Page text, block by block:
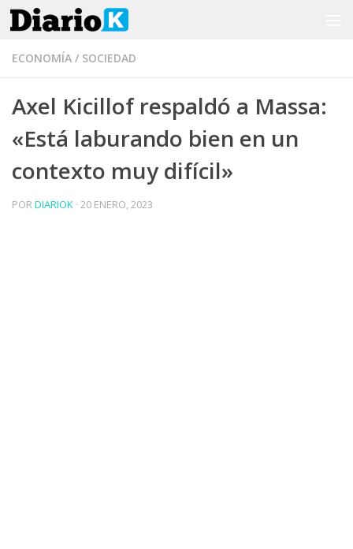
Saltar al contenido
ECONOMÍA / SOCIEDAD
Axel Kicillof respaldó a Massa:
«Está laburando bien en un
contexto muy difícil»
PORDIARIOK · 20 ENERO, 2023